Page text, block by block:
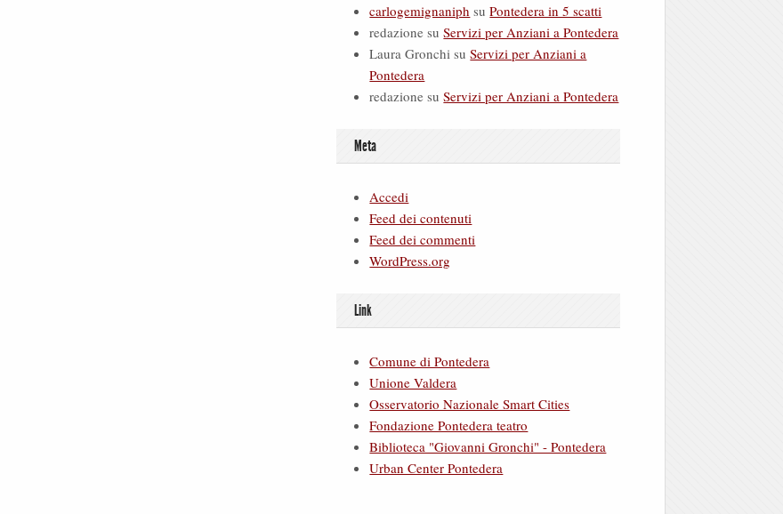
carlogemignaniph suPontedera in 5 scatti
redazione suServizi per Anziani a Pontedera
Laura Gronchi suServizi per Anziani a
Pontedera
redazione suServizi per Anziani a Pontedera
Meta
Accedi
Feed dei contenuti
Feed dei commenti
WordPress.org
Link
Comune di Pontedera
Unione Valdera
Osservatorio Nazionale Smart Cities
Fondazione Pontedera teatro
Biblioteca "Giovanni Gronchi" - Pontedera
Urban Center Pontedera